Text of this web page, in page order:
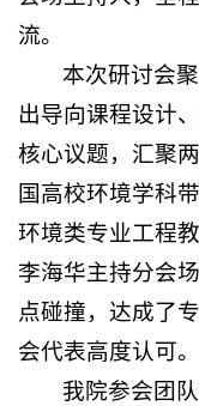
流。
本次研讨会
出导向课程设计
核心议题，汇聚
国高校环境学科
环境类专业工程
李海华主持分会
点碰撞，达成了
会代表高度认可。
我院参会团